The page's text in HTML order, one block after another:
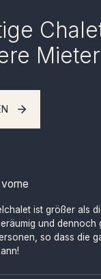
Mieter
ist größer als
und dennoch
so dass die